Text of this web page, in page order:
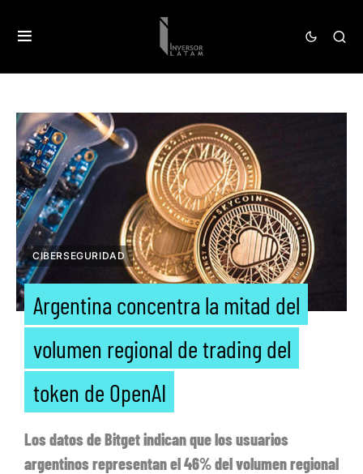
CIBERSEGURIDAD
Argentina concentra la mitad del
volumen regional de trading del
token de OpenAI
Los datos de Bitget indican que los usuarios
argentinos representan el 46% del volumen regional